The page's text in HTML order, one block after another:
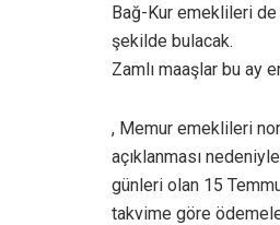
Bağ-Kur emeklileri de
şekilde bulacak.
Zamlı maaşlar bu ay
, Memur emeklileri
açıklanması
günleri olan 15
takvime göre